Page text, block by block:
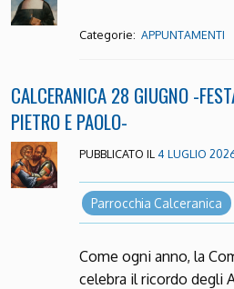
Categorie: APPUNTAMENTI
CALCERANICA 28 GIUGNO -
PIETRO E PAOLO-
PUBBLICATO IL4 LUGLIO
Parrocchia Calceranica
Come ogni anno, la
celebra il ricordo degli